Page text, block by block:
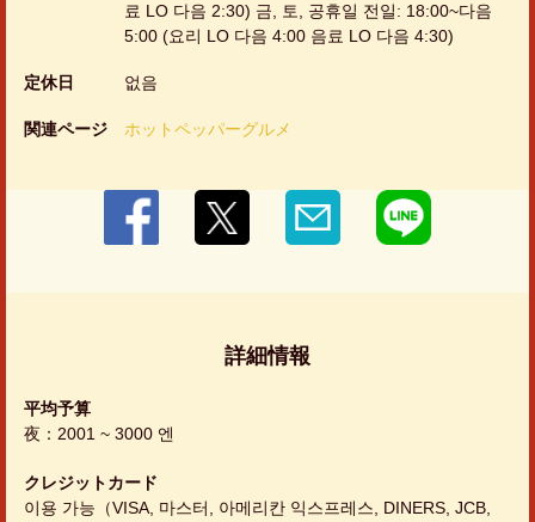
료 LO 다음 2:30) 금, 토, 공휴일 전일: 18:00~다음
5:00 (요리 LO 다음 4:00 음료 LO 다음 4:30)
定休日 없음
関連ページ ホットペッパーグルメ
詳細情報
平均予算
夜：2001 ~ 3000 엔
クレジットカード
이용 가능（VISA, 마스터, 아메리칸 익스프레스, DINERS, JCB,